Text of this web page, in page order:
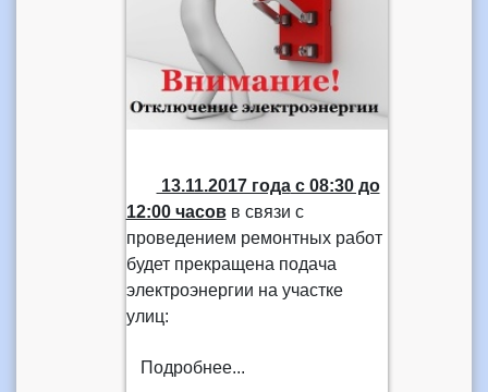
13.11.2017 годас 08:30 до
12:00 часовв связи с
проведением ремонтных работ
будет прекращена подача
электроэнергии на участке
улиц:
Подробнее...